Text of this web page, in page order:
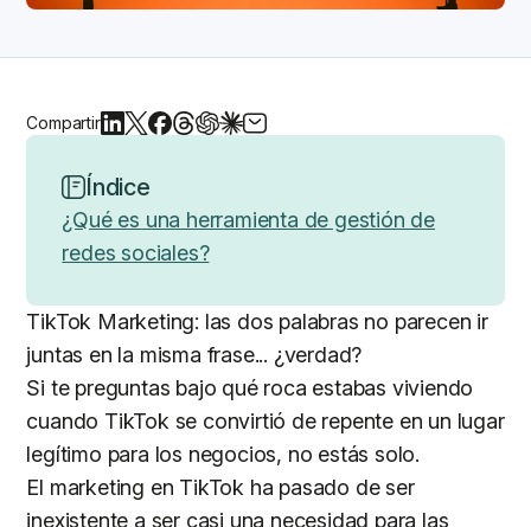
Compartir
Índice
¿Qué es una herramienta de gestión de
redes sociales?
TikTok Marketing: las dos palabras no parecen ir
juntas en la misma frase... ¿verdad?
Si te preguntas bajo qué roca estabas viviendo
cuando TikTok se convirtió de repente en un lugar
legítimo para los negocios, no estás solo.
El marketing en TikTok ha pasado de ser
inexistente a ser casi una necesidad para las